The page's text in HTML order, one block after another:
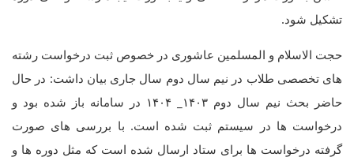
تشکیل شود.
حجت الاسلام و المسلمین عاشوری در خصوص ثبت درخواست رشته
های تخصصی طلاب در نیم سال دوم سال جاری بیان داشت: در حال
حاضر بحث نیم سال دوم ۱۴۰۳_ ۱۴۰۴ در سامانه باز شده بود و
درخواست ها در سیستم ثبت شده است. با بررسی های صورت
گرفته درخواست ها برای ستاد ارسال شده است که مثل دوره ها و